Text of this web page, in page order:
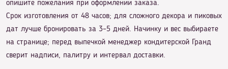
опишите пожелания при оформлении заказа.
Срок изготовления от 48 часов; для сложного декора и пиковых
дат лучше бронировать за 3–5 дней. Начинку и вес выбираете
на странице; перед выпечкой менеджер кондитерской Гранд
сверит надписи, палитру и интервал доставки.